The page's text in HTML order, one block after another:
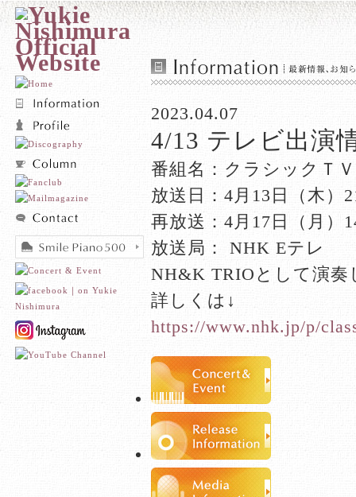
2023.04.07
4/13 テレビ出演
番組名：クラシックＴＶ
放送日：4月13日（木）
再放送：4月17日（月）
放送局： NHK Eテレ
NH&K TRIOとして演奏
詳しくは↓
https://www.nhk.jp/p/